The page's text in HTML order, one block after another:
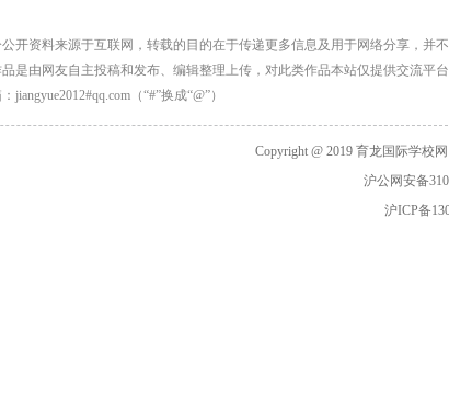
开资料来源于互联网，转载的目的在于传递更多信息及用于网络分享，
是由网友自主投稿和发布、编辑整理上传，对此类作品本站仅提供交流
（“#”换成“@”）
Copyright @ 2019 育龙国际学校
沪公网安备
沪ICP备